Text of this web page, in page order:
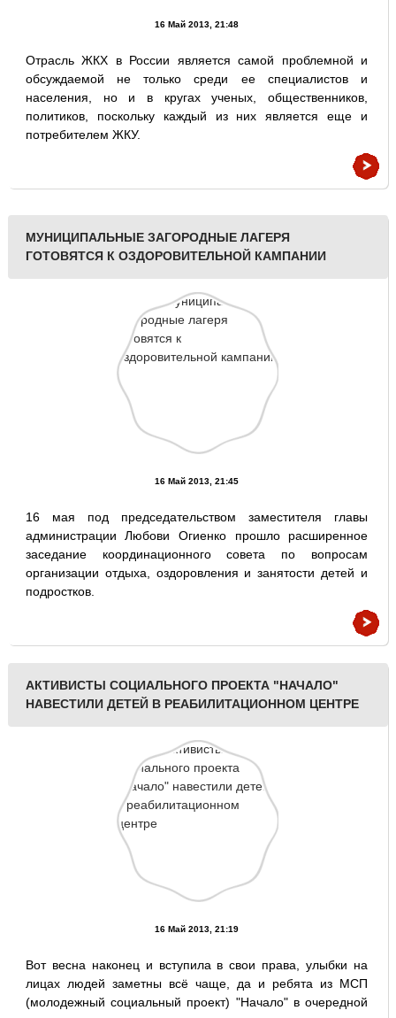
16 Май 2013, 21:48
Отрасль ЖКХ в России является самой проблемной и
обсуждаемой не только среди ее специалистов и
населения, но и в кругах ученых, общественников,
политиков, поскольку каждый из них является еще и
потребителем ЖКУ.
МУНИЦИПАЛЬНЫЕ ЗАГОРОДНЫЕ ЛАГЕРЯ
ГОТОВЯТСЯ К ОЗДОРОВИТЕЛЬНОЙ КАМПАНИИ
16 Май 2013, 21:45
16 мая под председательством заместителя главы
администрации Любови Огиенко прошло расширенное
заседание координационного совета по вопросам
организации отдыха, оздоровления и занятости детей и
подростков.
АКТИВИСТЫ СОЦИАЛЬНОГО ПРОЕКТА "НАЧАЛО"
НАВЕСТИЛИ ДЕТЕЙ В РЕАБИЛИТАЦИОННОМ ЦЕНТРЕ
16 Май 2013, 21:19
Вот весна наконец и вступила в свои права, улыбки на
лицах людей заметны всё чаще, да и ребята из МСП
(молодежный социальный проект) "Начало" в очередной